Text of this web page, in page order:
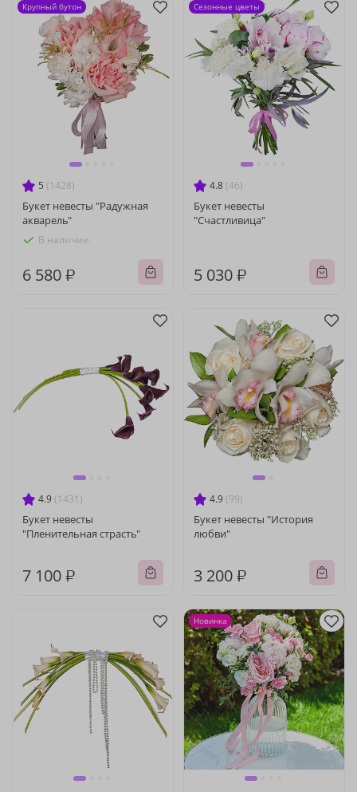
5 (1428)
Букет невесты "Радужная
акварель"
В наличии
6 580 ₽
Крупный бутон
4.8 (46)
Букет невесты
"Счастливица"
5 030 ₽
Сезонные цветы
4.9 (1431)
Букет невесты
"Пленительная страсть"
7 100 ₽
4.9 (99)
Букет невесты "История
любви"
3 200 ₽
Новинка